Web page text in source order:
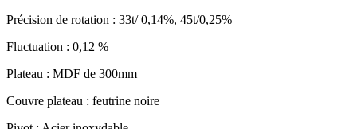
Précision de rotation : 33t/ 0,14%, 45t/0,25%
Fluctuation : 0,12 %
Plateau : MDF de 300mm
Couvre plateau : feutrine noire